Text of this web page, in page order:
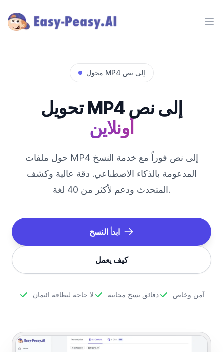
محول MP4 إلى نص
تحويل MP4 إلى نص
أونلاين
حول ملفات MP4 إلى نص فوراً مع خدمة النسخ
المدعومة بالذكاء الاصطناعي. دقة عالية وكشف
المتحدث ودعم لأكثر من 40 لغة.
ابدأ النسخ
كيف يعمل
لا حاجة لبطاقة ائتمان دقائق نسخ مجانية آمن وخاص